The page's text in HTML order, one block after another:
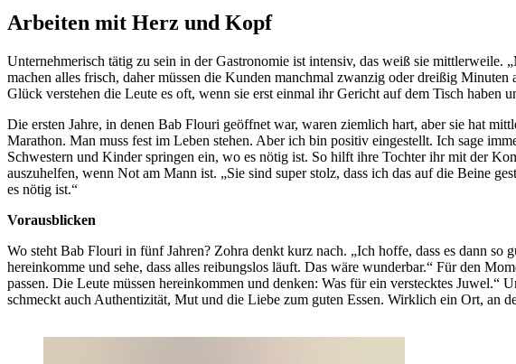
Arbeiten mit Herz und Kopf
Unternehmerisch tätig zu sein in der Gastronomie ist intensiv, das weiß sie
machen alles frisch, daher müssen die Kunden manchmal zwanzig oder dreißig
Glück verstehen die Leute es oft, wenn sie erst einmal ihr Gericht auf dem Tisch haben
Die ersten Jahre, in denen Bab Flouri geöffnet war, waren ziemlich hart, aber sie hat
Marathon. Man muss fest im Leben stehen. Aber ich bin positiv eingestellt. Ich sage
Schwestern und Kinder springen ein, wo es nötig ist. So hilft ihre Tochter ihr mit der
auszuhelfen, wenn Not am Mann ist. „Sie sind super stolz, dass ich das auf die Beine
es nötig ist.“
Vorausblicken
Wo steht Bab Flouri in fünf Jahren? Zohra denkt kurz nach. „Ich hoffe, dass es dann so
hereinkomme und sehe, dass alles reibungslos läuft. Das wäre wunderbar.“ Für den
passen. Die Leute müssen hereinkommen und denken: Was für ein verstecktes
schmeckt auch Authentizität, Mut und die Liebe zum guten Essen. Wirklich ein Ort, an